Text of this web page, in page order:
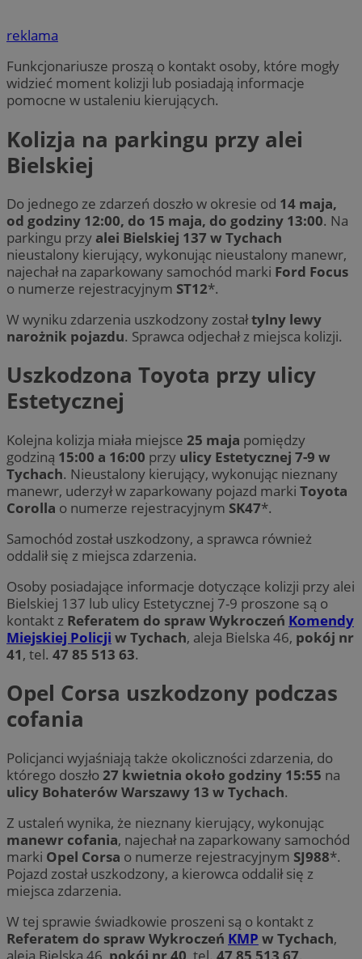
reklama
Funkcjonariusze proszą o kontakt osoby, które mogły
widzieć moment kolizji lub posiadają informacje
pomocne w ustaleniu kierujących.
Kolizja na parkingu przy alei
Bielskiej
Do jednego ze zdarzeń doszło w okresie od 14 maja,
od godziny 12:00, do 15 maja, do godziny 13:00. Na
parkingu przy alei Bielskiej 137 w Tychach
nieustalony kierujący, wykonując nieustalony manewr,
najechał na zaparkowany samochód marki Ford Focus
o numerze rejestracyjnym ST12*.
W wyniku zdarzenia uszkodzony zostałtylny lewy
narożnik pojazdu. Sprawca odjechał z miejsca kolizji.
Uszkodzona Toyota przy ulicy
Estetycznej
Kolejna kolizja miała miejsce 25 maja pomiędzy
godziną 15:00 a 16:00 przy ulicy Estetycznej 7-9 w
Tychach. Nieustalony kierujący, wykonując nieznany
manewr, uderzył w zaparkowany pojazd marki Toyota
Corolla o numerze rejestracyjnym SK47*.
Samochód został uszkodzony, a sprawca również
oddalił się z miejsca zdarzenia.
Osoby posiadające informacje dotyczące kolizji przy alei
Bielskiej 137 lub ulicy Estetycznej 7-9 proszone są o
kontakt z Referatem do spraw Wykroczeń Komendy
Miejskiej Policji w Tychach, aleja Bielska 46, pokój nr
41, tel. 47 85 513 63.
Opel Corsa uszkodzony podczas
cofania
Policjanci wyjaśniają także okoliczności zdarzenia, do
którego doszło27 kwietnia około godziny 15:55 na
ulicy Bohaterów Warszawy 13 w Tychach.
Z ustaleń wynika, że nieznany kierujący, wykonując
manewr cofania, najechał na zaparkowany samochód
marki Opel Corsa o numerze rejestracyjnym SJ988*.
Pojazd został uszkodzony, a kierowca oddalił się z
miejsca zdarzenia.
W tej sprawie świadkowie proszeni są o kontakt z
Referatem do spraw Wykroczeń KMP w Tychach,